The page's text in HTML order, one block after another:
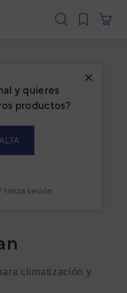
y quieres
productos?
Inicia sesión
climatización y